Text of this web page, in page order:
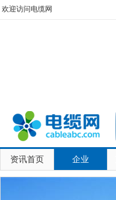
欢迎访问电缆网
资讯首页 企业